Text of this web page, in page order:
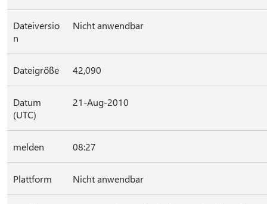
Dateiversio
n
Nicht anwendbar
Dateigröße 42,090
Datum
(UTC)
21-Aug-2010
melden 08:27
Plattform Nicht anwendbar